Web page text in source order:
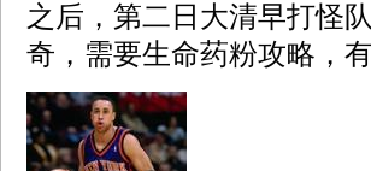
之后，第二日大清早打怪
奇，需要生命药粉攻略，